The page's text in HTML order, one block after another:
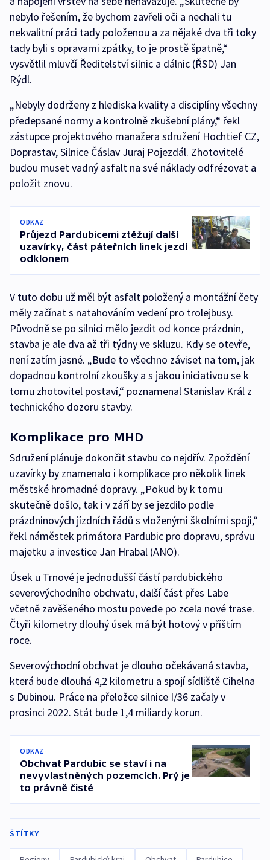
nebylo řešením, že bychom zavřeli oči a nechali tu
nekvalitní práci tady položenou a za nějaké dva tři toky
tady byli s opravami zpátky, to je prostě špatně,“
vysvětlil mluvčí Ředitelství silnic a dálnic (ŘSD) Jan
Rýdl.
„Nebyly dodrženy z hlediska kvality a disciplíny všechny
předepsané normy a kontrolně zkušební plány,“ řekl
zástupce projektového manažera sdružení Hochtief CZ,
Doprastav, Silnice Čáslav Juraj Pojezdál. Zhotovitelé
budou muset vadný asfalt na své náklady odfrézovat a
položit znovu.
ODKAZ
Průjezd Pardubicemi ztěžují další
uzavírky, část páteřních linek jezdí
odklonem
V tuto dobu už měl být asfalt položený a montážní čety
měly začínat s natahováním vedení pro trolejbusy.
Původně se po silnici mělo jezdit od konce prázdnin,
stavba je ale dva až tři týdny ve skluzu. Kdy se otevře,
není zatím jasné. „Bude to všechno záviset na tom, jak
dopadnou kontrolní zkoušky a s jakou iniciativou se k
tomu zhotovitel postaví,“ poznamenal Stanislav Král z
technického dozoru stavby.
Komplikace pro MHD
Sdružení plánuje dokončit stavbu co nejdřív. Zpoždění
uzavírky by znamenalo i komplikace pro několik linek
městské hromadné dopravy. „Pokud by k tomu
skutečně došlo, tak i v září by se jezdilo podle
prázdninových jízdních řádů s vloženými školními spoji,“
řekl náměstek primátora Pardubic pro dopravu, správu
majetku a investice Jan Hrabal (ANO).
Úsek u Trnové je jednodušší částí pardubického
severovýchodního obchvatu, další část přes Labe
včetně zavěšeného mostu povede po zcela nové trase.
Čtyři kilometry dlouhý úsek má být hotový v příštím
roce.
Severovýchodní obchvat je dlouho očekávaná stavba,
která bude dlouhá 4,2 kilometru a spojí sídliště Cihelna
s Dubinou. Práce na přeložce silnice I/36 začaly v
prosinci 2022. Stát bude 1,4 miliardy korun.
ODKAZ
Obchvat Pardubic se staví i na
nevyvlastněných pozemcích. Prý je
to právně čisté
ŠTÍTKY